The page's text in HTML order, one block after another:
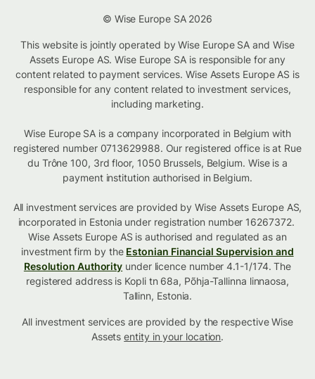
© Wise Europe SA 2026
This website is jointly operated by Wise Europe SA and Wise
Assets Europe AS. Wise Europe SA is responsible for any
content related to payment services. Wise Assets Europe AS is
responsible for any content related to investment services,
including marketing.
Wise Europe SA is a company incorporated in Belgium with
registered number 0713629988. Our registered office is at Rue
du Trône 100, 3rd floor, 1050 Brussels, Belgium. Wise is a
payment institution authorised in Belgium.
All investment services are provided by Wise Assets Europe AS,
incorporated in Estonia under registration number 16267372.
Wise Assets Europe AS is authorised and regulated as an
investment firm by the Estonian Financial Supervision and
Resolution Authority under licence number 4.1-1/174. The
registered address is Kopli tn 68a, Põhja-Tallinna linnaosa,
Tallinn, Estonia.
All investment services are provided by the respective Wise
Assetsentity in your location.